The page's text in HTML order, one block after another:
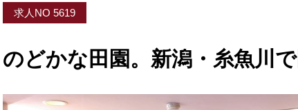
求人NO 5619
のどかな田園。新潟・糸魚川